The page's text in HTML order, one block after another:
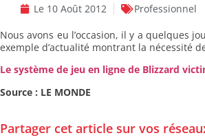
Le 10 Août 2012
Professionnel
Nous avons eu l’occasion, il y a quelques
exemple d’actualité montrant la nécessité
Le système de jeu en ligne de Blizzard
Source : LE MONDE
Partager cet article sur vos